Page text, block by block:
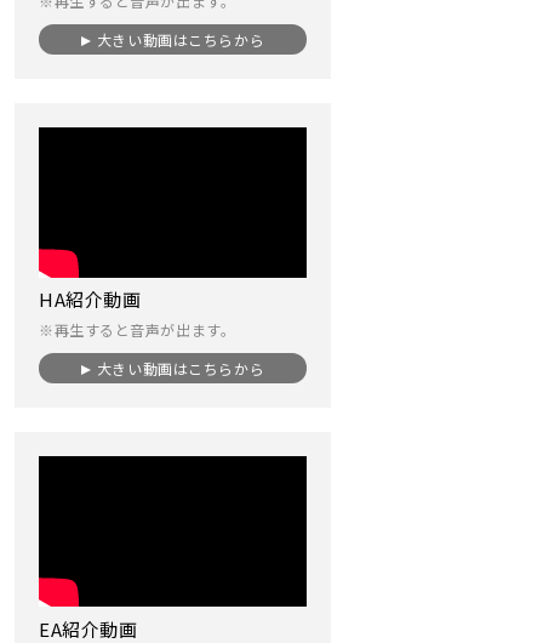
大きい動画はこちらから
HA紹介動画
※再生すると音声が出ます。
大きい動画はこちらから
EA紹介動画